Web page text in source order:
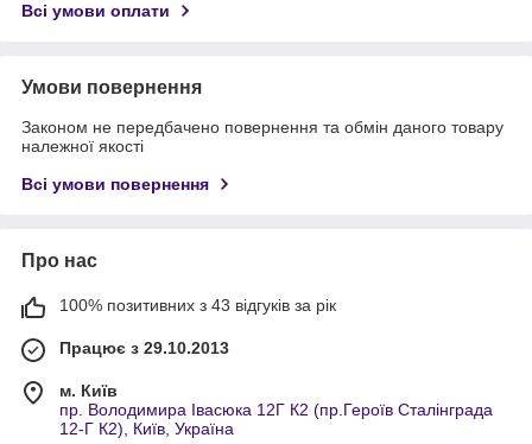
Всі умови оплати
Умови повернення
Законом не передбачено повернення та обмін даного товару
належної якості
Всі умови повернення
Про нас
100% позитивних з 43 відгуків за рік
Працює з 29.10.2013
м. Київ
пр. Володимира Івасюка 12Г К2 (пр.Героїв Сталінграда
12-Г К2), Київ, Україна